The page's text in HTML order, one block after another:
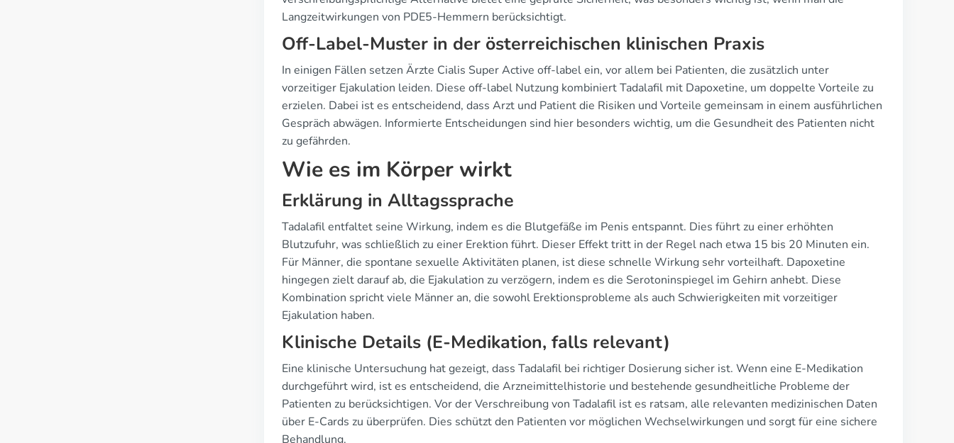
Langzeitwirkungen von PDE5-Hemmern berücksichtigt.
Off-Label-Muster in der österreichischen klinischen Praxis
In einigen Fällen setzen Ärzte Cialis Super Active off-label ein, vor allem bei Patienten, die zusätzlich unter
vorzeitiger Ejakulation leiden. Diese off-label Nutzung kombiniert Tadalafil mit Dapoxetine, um doppelte Vorteile zu
erzielen. Dabei ist es entscheidend, dass Arzt und Patient die Risiken und Vorteile gemeinsam in einem ausführlichen
Gespräch abwägen. Informierte Entscheidungen sind hier besonders wichtig, um die Gesundheit des Patienten nicht
zu gefährden.
Wie es im Körper wirkt
Erklärung in Alltagssprache
Tadalafil entfaltet seine Wirkung, indem es die Blutgefäße im Penis entspannt. Dies führt zu einer erhöhten
Blutzufuhr, was schließlich zu einer Erektion führt. Dieser Effekt tritt in der Regel nach etwa 15 bis 20 Minuten ein.
Für Männer, die spontane sexuelle Aktivitäten planen, ist diese schnelle Wirkung sehr vorteilhaft. Dapoxetine
hingegen zielt darauf ab, die Ejakulation zu verzögern, indem es die Serotoninspiegel im Gehirn anhebt. Diese
Kombination spricht viele Männer an, die sowohl Erektionsprobleme als auch Schwierigkeiten mit vorzeitiger
Ejakulation haben.
Klinische Details (E-Medikation, falls relevant)
Eine klinische Untersuchung hat gezeigt, dass Tadalafil bei richtiger Dosierung sicher ist. Wenn eine E-Medikation
durchgeführt wird, ist es entscheidend, die Arzneimittelhistorie und bestehende gesundheitliche Probleme der
Patienten zu berücksichtigen. Vor der Verschreibung von Tadalafil ist es ratsam, alle relevanten medizinischen Daten
über E-Cards zu überprüfen. Dies schützt den Patienten vor möglichen Wechselwirkungen und sorgt für eine sichere
Behandlung.